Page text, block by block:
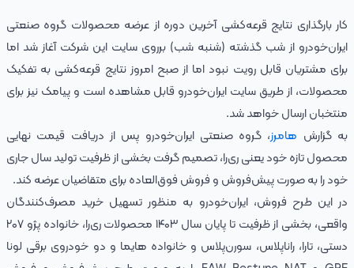
کار بارگذاری نتایج قرعه‌کشی آخرین دوره از عرضه محصولات گروه صنعتی
ایران‌خودرو از شب گذشته (شنبه شب) برروی سایت این شرکت آغاز شد اما
برای مشتریان قابل رویت نبود اما از صبح امروز نتایج قرعه‌کشی به تفکیک
محصولات، از طریق سایت ایران‌خودرو قابل مشاهده است و پیامک نیز برای
منتخبان ارسال خواهد شد.
به گزارش هامرز، گروه صنعتی ایران‌خودرو پس از دریافت قیمت نهایی
محصول تازه خود یعنی ری‌را، تصمیم گرفت بخشی از ظرفیت تولید سال جاری
خود را به صورت پیش‌فروش و فروش فوق‌العاده برای متقاضیان عرضه کند.
در این طرح فروش، ایران‌خودرو به منظور تسهیل خرید مصرف‌کنندگان
واقعی، بخشی از ظرفیت تا پایان سال ۱۴۰۳ محصولات ری‌را، خانواده پژو ۲۰۷
دستی، تارا، راناپلاس، سورن‌پلاس و خانواده هایما و دو خودروی برقی لونا